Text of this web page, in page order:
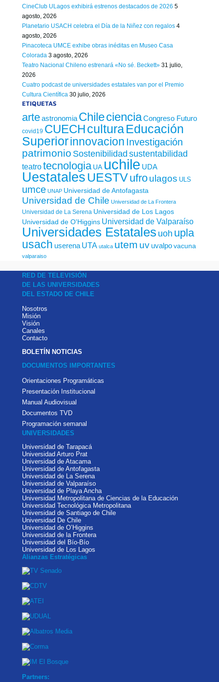
CineClub ULagos exhibirá estrenos destacados de 2026 5
agosto, 2026
Planetario USACH celebra el Día de la Niñez con regalos 4
agosto, 2026
Pinacoteca UMCE exhibe obras inéditas en Museo Casa
Colorada 3 agosto, 2026
Teatro Nacional Chileno estrenará «No sé. Beckett» 31 julio,
2026
Cuatro podcast de universidades estatales van por el Premio
Cultura Científica 30 julio, 2026
ETIQUETAS
arteastronomia Chileciencia Congreso Futuro
covid19 CUECHculturaEducación
Superiorinnovacion Investigación
patrimonio Sostenibilidad sustentabilidad
teatrotecnologia UA uchile UDA
Uestatales UESTVufroulagos ULS
umce UNAP Universidad de Antofagasta
Universidad de Chile Universidad de La Frontera
Universidad de La Serena Universidad de Los Lagos
Universidad de O'Higgins Universidad de Valparaíso
Universidades Estatales uoh upla
usach userena UTA utalca utem uv uvalpo vacuna
valparaiso
RED DE TELEVISIÓN
DE LAS UNIVERSIDADES
DEL ESTADO DE CHILE
Nosotros
Misión
Visión
Canales
Contacto
BOLETÍN NOTICIAS
DOCUMENTOS IMPORTANTES
Orientaciones Programáticas
Presentación Institucional
Manual Audiovisual
Documentos TVD
Programación semanal
UNIVERSIDADES
Universidad de Tarapacá
Universidad Arturo Prat
Universidad de Atacama
Universidad de Antofagasta
Universidad de La Serena
Universidad de Valparaíso
Universidad de Playa Ancha
Universidad Metropolitana de Ciencias de la Educación
Universidad Tecnológica Metropolitana
Universidad de Santiago de Chile
Universidad De Chile
Universidad de O’Higgins
Universidad de la Frontera
Universidad del Bío-Bío
Universidad de Los Lagos
Alianzas Estratégicas
Partners: